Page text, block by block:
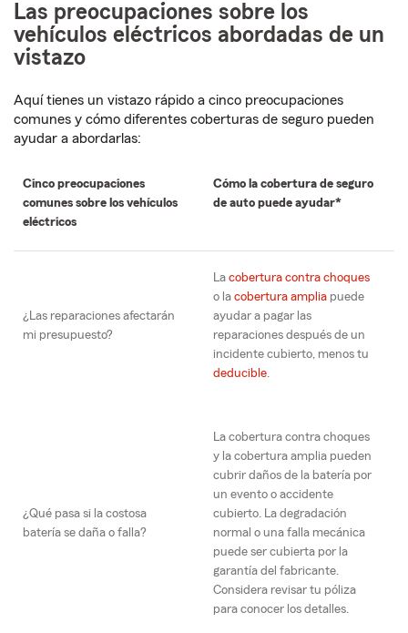
Las preocupaciones sobre los
vehículos eléctricos abordadas de un
vistazo
Aquí tienes un vistazo rápido a cinco preocupaciones
comunes y cómo diferentes coberturas de seguro pueden
ayudar a abordarlas:
Cinco preocupaciones
comunes sobre los vehículos
eléctricos
Cómo la cobertura de seguro
de auto puede ayudar*
¿Las reparaciones afectarán
mi presupuesto?
La cobertura contra choques
o la cobertura amplia puede
ayudar a pagar las
reparaciones después de un
incidente cubierto, menos tu
deducible.
¿Qué pasa si la costosa
batería se daña o falla?
La cobertura contra choques
y la cobertura amplia pueden
cubrir daños de la batería por
un evento o accidente
cubierto. La degradación
normal o una falla mecánica
puede ser cubierta por la
garantía del fabricante.
Considera revisar tu póliza
para conocer los detalles.